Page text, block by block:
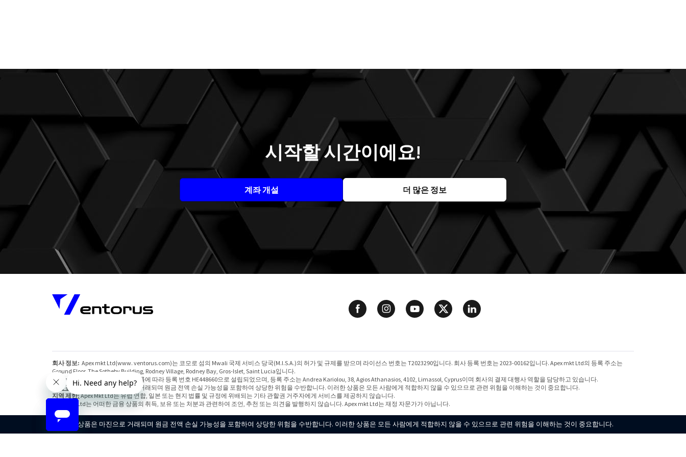
시작할 시간이에요!
계좌 개설 더 많은 정보
회사 정보: Apex mkt Ltd(www. ventorus.com)는 코모로 섬의 Mwali 국제 서비스 당국(M.I.S.A.)의 허가 및 규제를 받으며 라이선스 번호는 T2023290입니다. 회사 등록 번호는 2023-00162입니다. Apex mkt Ltd의 등록 주소는
Ground Floor, The Sotheby Building, Rodney Village, Rodney Bay, Gros-Islet, Saint Lucia입니다.
Valsia Services Ltd는 키프로스 법률에 따라 등록 번호 HE448660으로 설립되었으며, 등록 주소는 Andrea Kariolou, 38, Agios Athanasios, 4102, Limassol, Cyprus이며 회사의 결제 대행사 역할을 담당하고 있습니다.
위험 경고:당사 상품은 마진으로 거래되며 원금 전액 손실 가능성을 포함하여 상당한 위험을 수반합니다. 이러한 상품은 모든 사람에게 적합하지 않을 수 있으므로 관련 위험을 이해하는 것이 중요합니다.
지역 제한:Apex Mkt Ltd는 유럽 연합, 일본 또는 현지 법률 및 규정에 위배되는 기타 관할권 거주자에게 서비스를 제공하지 않습니다.
Apex mkt Ltd는 어떠한 금융 상품의 취득, 보유 또는 처분과 관련하여 조언, 추천 또는 의견을 발행하지 않습니다. Apex mkt Ltd는 재정 자문가가 아닙니다.
당사 상품은 마진으로 거래되며 원금 전액 손실 가능성을 포함하여 상당한 위험을 수반합니다. 이러한 상품은 모든 사람에게 적합하지 않을 수 있으므로 관련 위험을 이해하는 것이 중요합니다.